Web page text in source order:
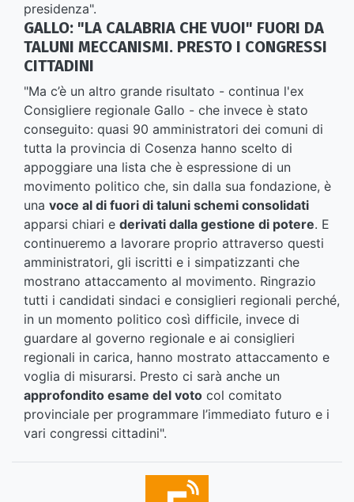
presidenza".
GALLO: "LA CALABRIA CHE VUOI" FUORI DA
TALUNI MECCANISMI. PRESTO I CONGRESSI
CITTADINI
"Ma c’è un altro grande risultato - continua l'ex
Consigliere regionale Gallo - che invece è stato
conseguito: quasi 90 amministratori dei comuni di
tutta la provincia di Cosenza hanno scelto di
appoggiare una lista che è espressione di un
movimento politico che, sin dalla sua fondazione, è
una voce al di fuori di taluni schemi consolidati
apparsi chiari e derivati dalla gestione di potere. E
continueremo a lavorare proprio attraverso questi
amministratori, gli iscritti e i simpatizzanti che
mostrano attaccamento al movimento. Ringrazio
tutti i candidati sindaci e consiglieri regionali perché,
in un momento politico così difficile, invece di
guardare al governo regionale e ai consiglieri
regionali in carica, hanno mostrato attaccamento e
voglia di misurarsi. Presto ci sarà anche un
approfondito esame del voto col comitato
provinciale per programmare l’immediato futuro e i
vari congressi cittadini".